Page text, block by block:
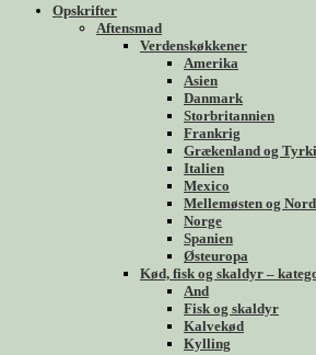
Opskrifter
Aftensmad
Verdenskøkkener
Amerika
Asien
Danmark
Storbritannien
Frankrig
Grækenland og
Italien
Mexico
Mellemøsten og
Norge
Spanien
Østeuropa
Kød, fisk og skaldyr –
And
Fisk og skaldyr
Kalvekød
Kylling